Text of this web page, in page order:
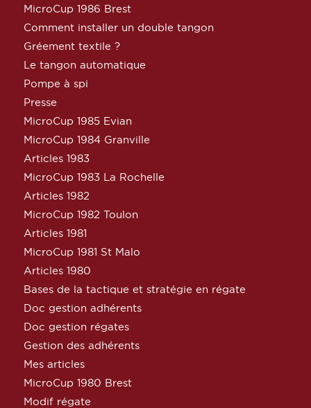
MicroCup 1986 Brest
Comment installer un double tangon
Gréement textile ?
Le tangon automatique
Pompe à spi
Presse
MicroCup 1985 Evian
MicroCup 1984 Granville
Articles 1983
MicroCup 1983 La Rochelle
Articles 1982
MicroCup 1982 Toulon
Articles 1981
MicroCup 1981 St Malo
Articles 1980
Bases de la tactique et stratégie en régate
Doc gestion adhérents
Doc gestion régates
Gestion des adhérents
Mes articles
MicroCup 1980 Brest
Modif régate